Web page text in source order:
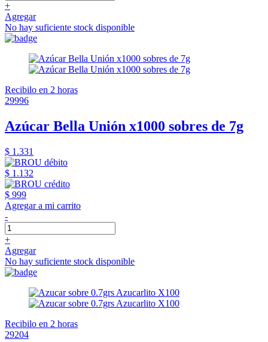
+
Agregar
No hay suficiente stock disponible
Recibilo en 2 horas
29996
Azúcar Bella Unión x1000 sobres de 7g
$ 1.331
$ 1.132
$ 999
Agregar a mi carrito
-
+
Agregar
No hay suficiente stock disponible
Recibilo en 2 horas
29204